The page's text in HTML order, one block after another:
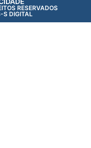
RESERVADOS
S DIGITAL